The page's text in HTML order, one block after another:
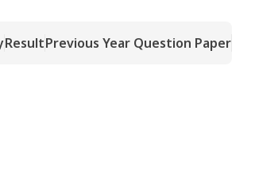
ResultPrevious Year Question Paper